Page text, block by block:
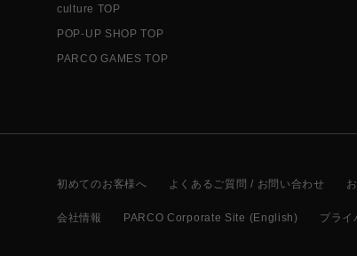
culture TOP
POP-UP SHOP TOP
PARCO GAMES TOP
初めてのお客様へ よくあるご質問 / お問い合わせ
会社情報 PARCO Corporate Site (English) プライ